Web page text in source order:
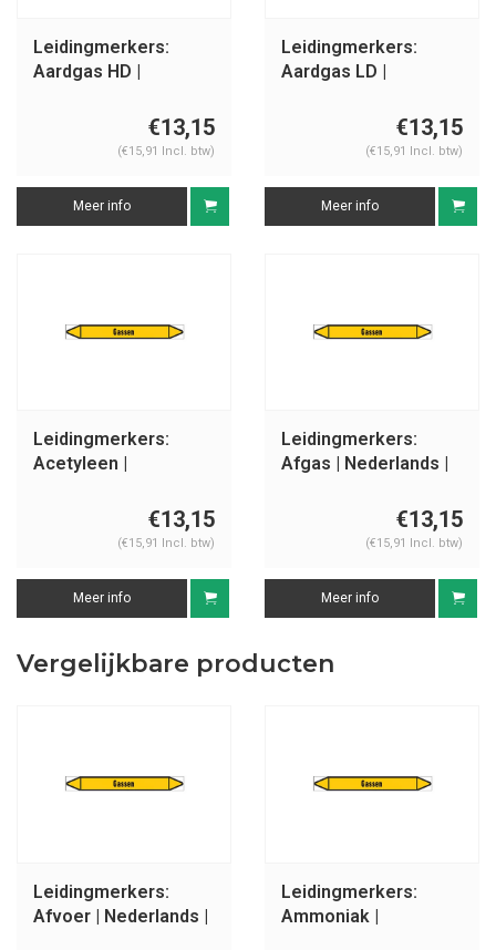
Leidingmerkers:
Aardgas HD |
€13,15
(€15,91 Incl. btw)
Meer info
Leidingmerkers:
Aardgas LD |
€13,15
(€15,91 Incl. btw)
Meer info
Leidingmerkers:
Acetyleen |
€13,15
(€15,91 Incl. btw)
Meer info
Leidingmerkers:
Afgas | Nederlands |
€13,15
(€15,91 Incl. btw)
Meer info
Vergelijkbare producten
Leidingmerkers:
Afvoer | Nederlands |
Leidingmerkers:
Ammoniak |